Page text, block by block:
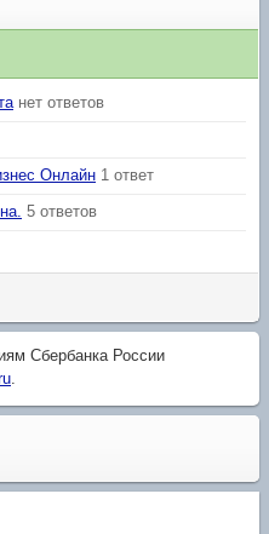
нет ответов
Онлайн 1 ответ
5 ответов
Сбербанка России